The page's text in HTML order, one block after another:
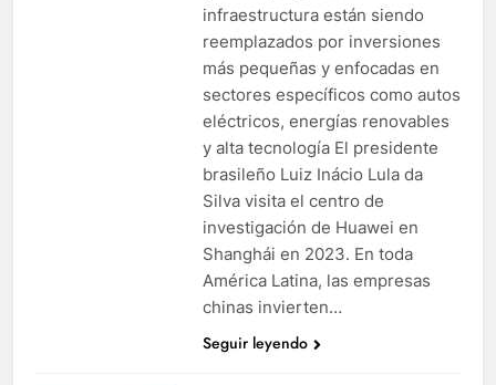
infraestructura están siendo
reemplazados por inversiones
más pequeñas y enfocadas en
sectores específicos como autos
eléctricos, energías renovables
y alta tecnología El presidente
brasileño Luiz Inácio Lula da
Silva visita el centro de
investigación de Huawei en
Shanghái en 2023. En toda
América Latina, las empresas
chinas invierten…
Seguir leyendo